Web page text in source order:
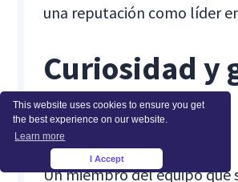
This website uses cookies to ensure you get
the best experience on our website.
Learn more
I Accept
una reputación como líder
Curiosidad y
de aprender
Un miembro del equipo que